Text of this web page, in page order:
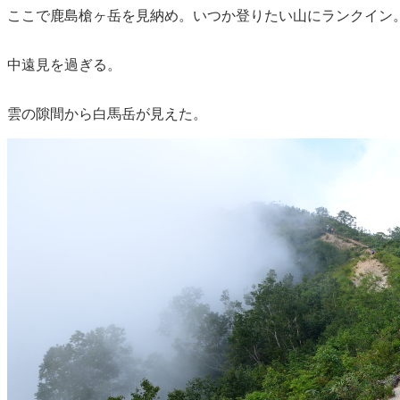
ここで鹿島槍ヶ岳を見納め。いつか登りたい山にランクイン
中遠見を過ぎる。
雲の隙間から白馬岳が見えた。